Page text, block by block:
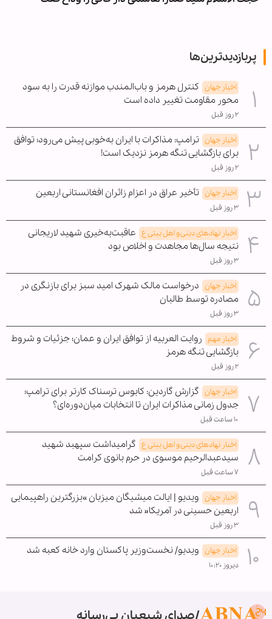
پربازدیدترین‌ها
اخبار جهان کنترل هرمز و باب‌المندب موازنه قدرت را به سود
محور مقاومت تغییر داده است
۲ روز قبل
اخبار جهان ترامپ: مذاکرات با ایران به‌خوبی پیش می‌رود؛ توافق
برای بازگشایی تنگه هرمز نزدیک است!
۲ روز قبل
اخبار جهان تأخیر عراق در اعزام زائران افغانستانی اربعین
۳ روز قبل
اخبار نهادهای دینی و اهل بیتی ع عاقبت‌به‌خیری شهید لاریجانی
نتیجه سال‌ها مجاهدت و اخلاص بود
۳ روز قبل
اخبار جهان درخواست مالک شهرک امید سبز برای بازنگری در
مصادره توسط طالبان
۳ روز قبل
اخبار مهم روایت العربیه از توافق ایران و عمان؛ جزئیات و شروط
بازگشایی تنگه هرمز
۲ روز قبل
اخبار جهان گزارش گاردین: کابوس ترسناک کارتر برای ترامپ؛
جدول زمانی مذاکرات ایران تا انتخابات میان‌دوره‌ای؟
۱۰ ساعت قبل
اخبار نهادهای دینی و اهل بیتی ع گرامیداشت سپهبد شهید
سیدعبدالرحیم موسوی در حرم بانوی کرامت
۷ ساعت قبل
اخبار جهان ویدیو | ایالت میشیگان میزبان »بزرگترین راهپیمایی
اربعین حسینی در آمریکا« شد
۳ روز قبل
اخبار جهان ویدیو/ نخست‌وزیر پاکستان وارد خانه کعبه شد
دیروز ۱۰:۲۰